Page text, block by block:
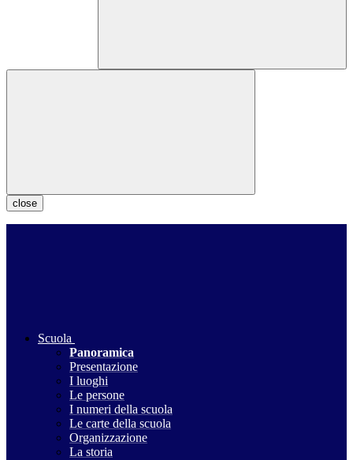
close
Scuola
Panoramica
Presentazione
I luoghi
Le persone
I numeri della scuola
Le carte della scuola
Organizzazione
La storia